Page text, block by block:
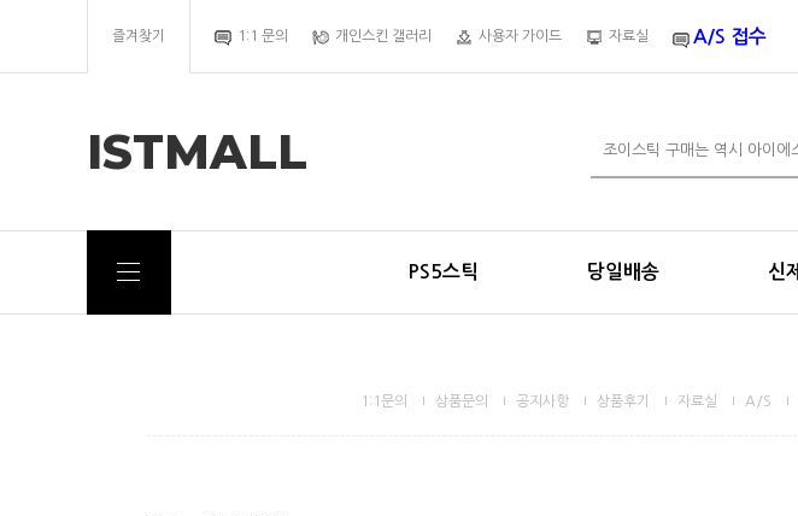
즐겨찾기 1:1 문의 개인스킨 갤러리 사용자 가이드 자료실 A/S 접수
ISTMALL
PS5스틱 당일배송 신
1:1문의 상품문의 공지사항 상품후기 자료실 A/S